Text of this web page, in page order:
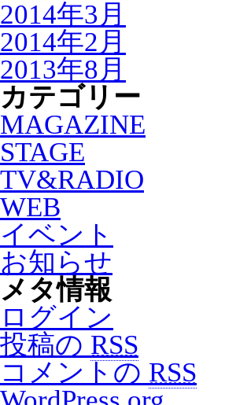
2014年3月
2014年2月
2013年8月
カテゴリー
MAGAZINE
STAGE
TV&RADIO
WEB
イベント
お知らせ
メタ情報
ログイン
投稿の RSS
コメントの RSS